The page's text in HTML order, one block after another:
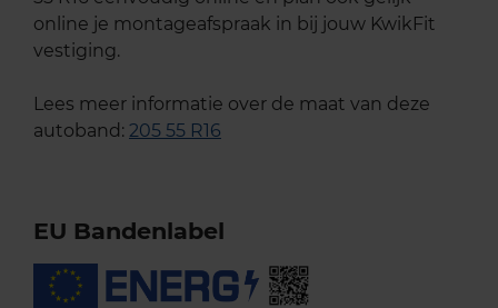
online je montageafspraak in bij jouw KwikFit
vestiging.
Lees meer informatie over de maat van deze
autoband: 205 55 R16
EU Bandenlabel